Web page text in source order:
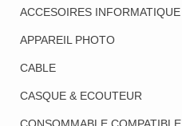
ACCESOIRES INFORMATIQUE
APPAREIL PHOTO
CABLE
CASQUE & ECOUTEUR